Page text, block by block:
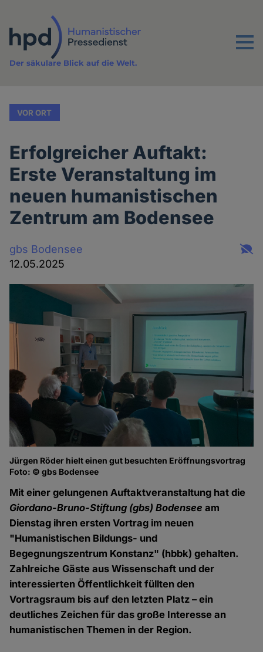
Inhalt
Menu
Der säkulare Blick auf die Welt.
VOR ORT
Erfolgreicher Auftakt:
Erste Veranstaltung im
neuen humanistischen
Zentrum am Bodensee
gbs Bodensee
12.05.2025
Jürgen Röder hielt einen gut besuchten Eröffnungsvortrag
Foto: © gbs Bodensee
Mit einer gelungenen Auftaktveranstaltung hat die
Giordano-Bruno-Stiftung (gbs) Bodensee am
Dienstag ihren ersten Vortrag im neuen
"Humanistischen Bildungs- und
Begegnungszentrum Konstanz" (hbbk) gehalten.
Zahlreiche Gäste aus Wissenschaft und der
interessierten Öffentlichkeit füllten den
Vortragsraum bis auf den letzten Platz – ein
deutliches Zeichen für das große Interesse an
humanistischen Themen in der Region.